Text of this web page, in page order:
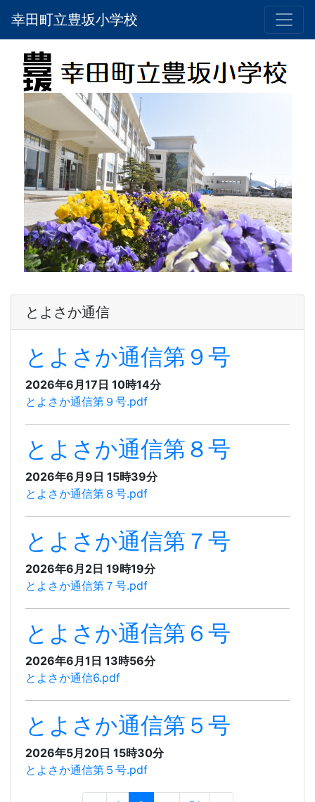
幸田町立豊坂小学校
とよさか通信
とよさか通信第９号
2026年6月17日 10時14分
とよさか通信第９号.pdf
とよさか通信第８号
2026年6月9日 15時39分
とよさか通信第８号.pdf
とよさか通信第７号
2026年6月2日 19時19分
とよさか通信第７号.pdf
とよさか通信第６号
2026年6月1日 13時56分
とよさか通信6.pdf
とよさか通信第５号
2026年5月20日 15時30分
とよさか通信第５号.pdf